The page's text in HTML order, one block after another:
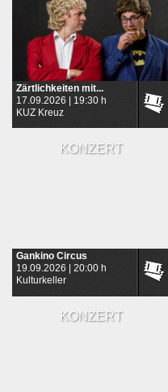
Zärtlichkeiten mit...
17.09.2026 | 19:30 h
KUZ Kreuz
KONZERT
Gankino Circus
19.09.2026 | 20:00 h
Kulturkeller
KONZERT